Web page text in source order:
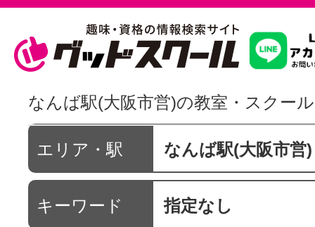
習いたいこ
スクールを
駅・路線か
なんば駅(大阪市営)の教室・スクール
エリア・駅 なんば駅(大阪市営)
キーワード 指定なし